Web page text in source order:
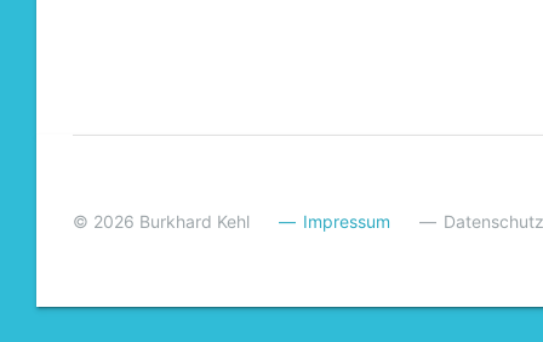
© 2026 Burkhard Kehl Impressum Datenschutz